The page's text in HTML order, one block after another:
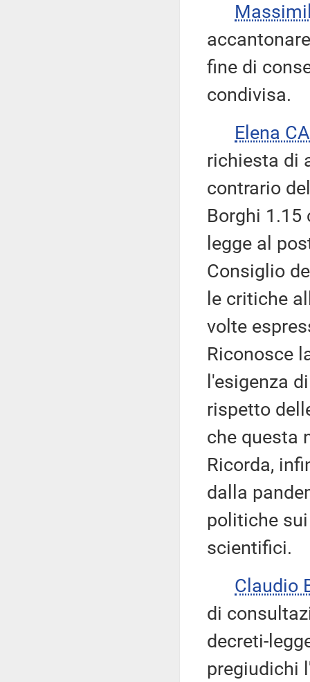
fine di
condivisa.
Elena
richiesta di
contrario
Borghi 1.15
legge al
Consiglio
le critiche
volte
Riconosce
l'esigenza
rispetto
che questa
Ricorda,
dalla
politiche
scientifici.
Claudio
di
decreti-
pregiudichi